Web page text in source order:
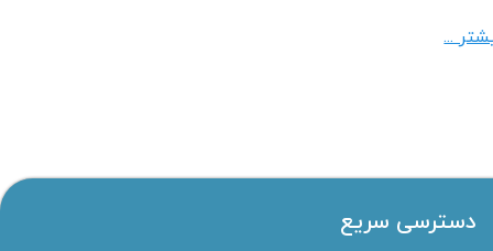
...
دسترسی سریع